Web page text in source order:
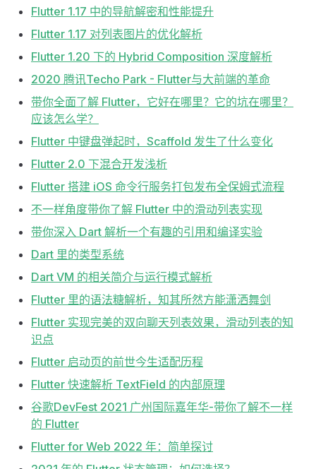
Flutter 1.17 中的导航解密和性能提升
Flutter 1.17 对列表图片的优化解析
Flutter 1.20 下的 Hybrid Composition 深度解析
2020 腾讯Techo Park - Flutter与大前端的革命
带你全面了解 Flutter，它好在哪里？它的坑在哪里？
应该怎么学？
Flutter 中键盘弹起时，Scaffold 发生了什么变化
Flutter 2.0 下混合开发浅析
Flutter 搭建 iOS 命令行服务打包发布全保姆式流程
不一样角度带你了解 Flutter 中的滑动列表实现
带你深入 Dart 解析一个有趣的引用和编译实验
Dart 里的类型系统
Dart VM 的相关简介与运行模式解析
Flutter 里的语法糖解析，知其所然方能潇洒舞剑
Flutter 实现完美的双向聊天列表效果，滑动列表的知
识点
Flutter 启动页的前世今生适配历程
Flutter 快速解析 TextField 的内部原理
谷歌DevFest 2021 广州国际嘉年华-带你了解不一样
的 Flutter
Flutter for Web 2022 年：简单探讨